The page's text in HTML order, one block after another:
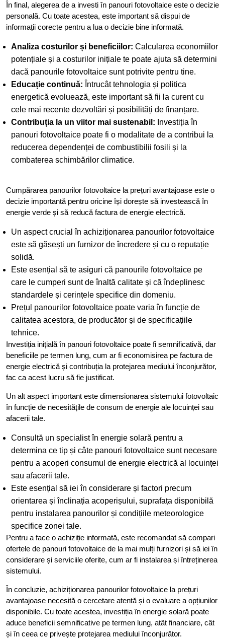
În final, alegerea de a investi în panouri fotovoltaice este o decizie
personală. Cu toate acestea, este important să dispui de
informații corecte pentru a lua o decizie bine informată.
Analiza costurilor și beneficiilor: Calcularea economiilor
potențiale și a costurilor inițiale te poate ajuta să determini
dacă panourile fotovoltaice sunt potrivite pentru tine.
Educație continuă: Întrucât tehnologia și politica
energetică evoluează, este important să fii la curent cu
cele mai recente dezvoltări și posibilități de finanțare.
Contribuția la un viitor mai sustenabil: Investiția în
panouri fotovoltaice poate fi o modalitate de a contribui la
reducerea dependenței de combustibilii fosili și la
combaterea schimbărilor climatice.
Cumpărarea panourilor fotovoltaice la prețuri avantajoase este o
decizie importantă pentru oricine își dorește să investească în
energie verde și să reducă factura de energie electrică.
Un aspect crucial în achiziționarea panourilor fotovoltaice
este să găsești un furnizor de încredere și cu o reputație
solidă.
Este esențial să te asiguri că panourile fotovoltaice pe
care le cumperi sunt de înaltă calitate și că îndeplinesc
standardele și cerințele specifice din domeniu.
Prețul panourilor fotovoltaice poate varia în funcție de
calitatea acestora, de producător și de specificațiile
tehnice.
Investiția inițială în panouri fotovoltaice poate fi semnificativă, dar
beneficiile pe termen lung, cum ar fi economisirea pe factura de
energie electrică și contribuția la protejarea mediului înconjurător,
fac ca acest lucru să fie justificat.
Un alt aspect important este dimensionarea sistemului fotovoltaic
în funcție de necesitățile de consum de energie ale locuinței sau
afacerii tale.
Consultă un specialist în energie solară pentru a
determina ce tip și câte panouri fotovoltaice sunt necesare
pentru a acoperi consumul de energie electrică al locuinței
sau afacerii tale.
Este esențial să iei în considerare și factori precum
orientarea și înclinația acoperișului, suprafața disponibilă
pentru instalarea panourilor și condițiile meteorologice
specifice zonei tale.
Pentru a face o achiziție informată, este recomandat să compari
ofertele de panouri fotovoltaice de la mai mulți furnizori și să iei în
considerare și serviciile oferite, cum ar fi instalarea și întreținerea
sistemului.
În concluzie, achiziționarea panourilor fotovoltaice la prețuri
avantajoase necesită o cercetare atentă și o evaluare a opțiunilor
disponibile. Cu toate acestea, investiția în energie solară poate
aduce beneficii semnificative pe termen lung, atât financiare, cât
și în ceea ce privește protejarea mediului înconjurător.